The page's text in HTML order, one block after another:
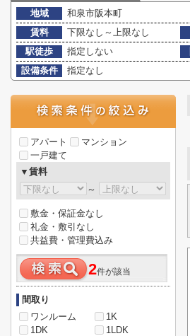
地域
和泉市阪本町
賃料
下限なし～上限なし
駅徒歩
指定しない
設備条件
指定なし
アパート
マンション
一戸建て
▼賃料
～
敷金・保証金なし
礼金・敷引なし
共益費・管理費込み
2件が該当
間取り
ワンルーム
1K
1DK
1LDK